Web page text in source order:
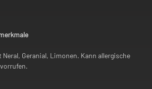
Neral, Geranial, Limonen. Kann allergische